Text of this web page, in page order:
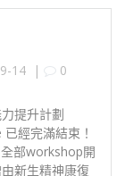
14 | 0
提升計劃
經完滿結束！
部workshop開
新生精神康復